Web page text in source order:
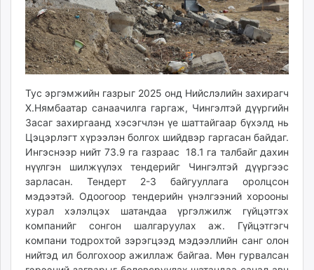
Тус эргэмжийн газрыг 2025 онд Нийслэлийн захирагч
Х.Нямбаатар санаачилга гаргаж, Чингэлтэй дүүргийн
Засаг захиргаанд хэсэгчлэн үе шаттайгаар бүхэлд нь
Цэцэрлэгт хүрээлэн болгох шийдвэр гаргасан байдаг.
Ингэснээр нийт 73.9 га газраас 18.1 га талбайг дахин
нүүлгэн шилжүүлэх тендерийг Чингэлтэй дүүргээс
зарласан. Тендерт 2-3 байгууллага оролцсон
мэдээтэй. Одоогоор тендерийн үнэлгээний хорооны
хурал хэлэлцэх шатандаа үргэлжилж гүйцэтгэх
компанийг сонгон шалгаруулах аж. Гүйцэтгэгч
компани тодрохтой зэрэгцээд мэдээллийн санг олон
нийтэд ил болгохоор ажиллаж байгаа. Мөн гурвалсан